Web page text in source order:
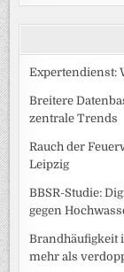
Expertendienst:
Breitere
zentrale Trends
Rauch der
Leipzig
BBSR-Studie:
gegen
Brandhäufigkeit
mehr als